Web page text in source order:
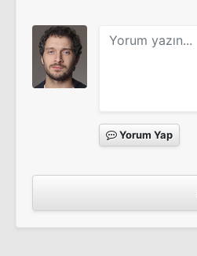
Yorum Yap